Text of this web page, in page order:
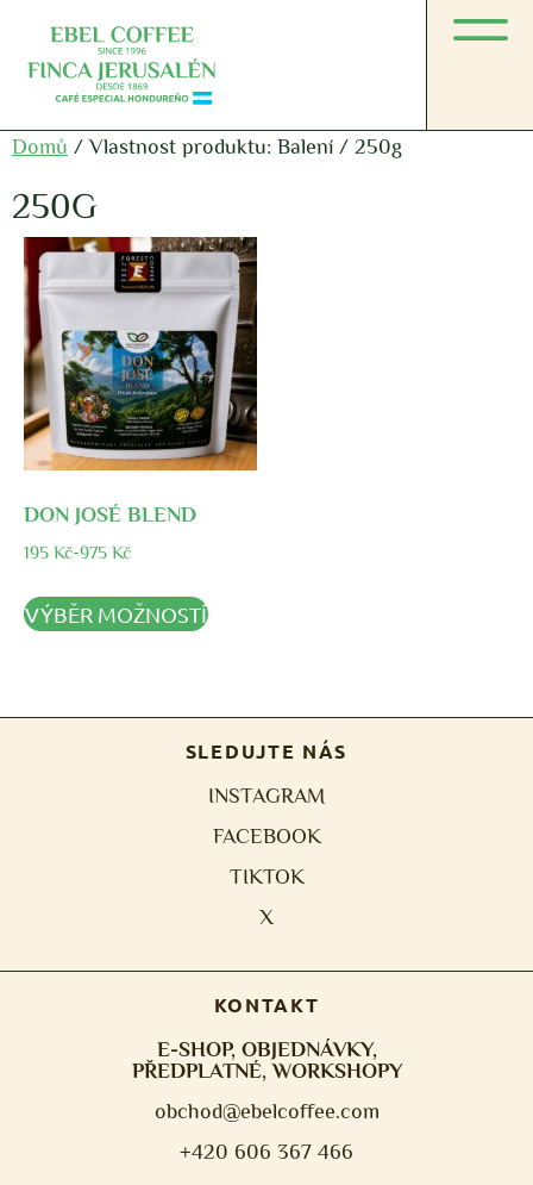
Domů / Vlastnost produktu: Balení / 250g
250G
DON JOSÉ BLEND
195 Kč-975 Kč
VÝBĚR MOŽNOSTÍ
SLEDUJTE NÁS
INSTAGRAM
FACEBOOK
TIKTOK
X
KONTAKT
E-SHOP, OBJEDNÁVKY,
PŘEDPLATNÉ, WORKSHOPY
obchod@ebelcoffee.com
+420 606 367 466